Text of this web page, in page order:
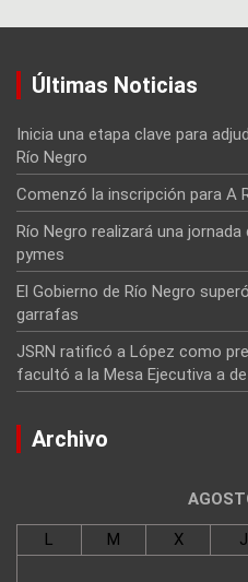
Últimas Noticias
Inicia una etapa clave para
Río Negro
Comenzó la inscripción para A
Río Negro realizará una
pymes
El Gobierno de Río Negro
garrafas
JSRN ratificó a López como
facultó a la Mesa Ejecutiva a
Archivo
L M X J